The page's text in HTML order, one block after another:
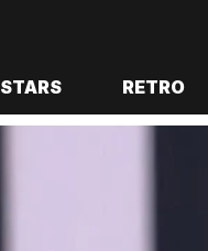
STARS RETRO